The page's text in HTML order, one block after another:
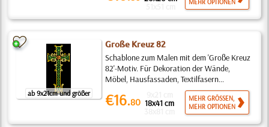
MEHR OPTIONEN
ab 9x21cm und größer
Große Kreuz 82
Schablone zum Malen mit dem 'Große Kreuz
82'-Motiv. Für Dekoration der Wände,
Möbel, Hausfassaden, Textilfasern...
€16.80 18x41 cm
MEHR GRÖSSEN,
MEHR OPTIONEN